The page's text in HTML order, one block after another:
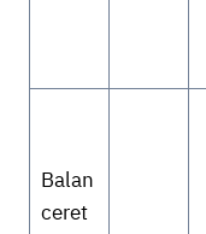
Balan
ceret